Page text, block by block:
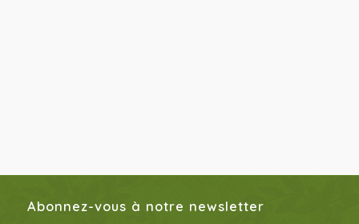
Abonnez-vous à notre newsletter